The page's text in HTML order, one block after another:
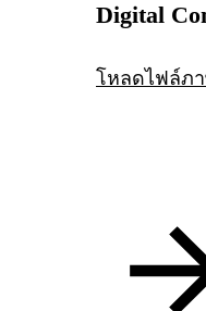
Digital
โหลดไฟล์ภ